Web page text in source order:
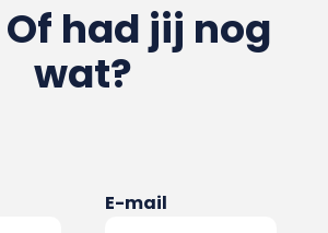
had jij nog
wat?
E-mail